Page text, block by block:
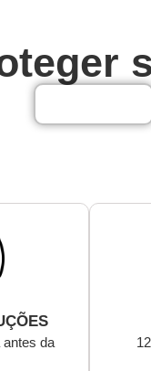
da